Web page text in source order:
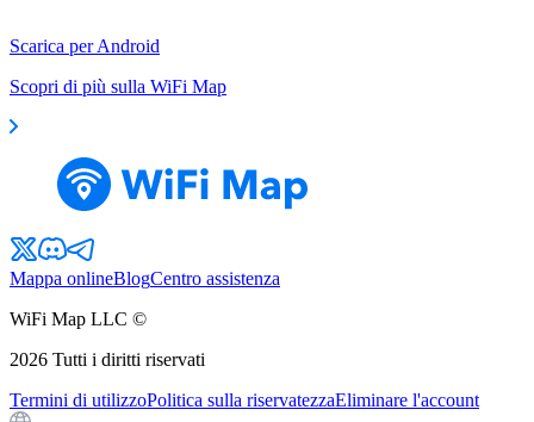
Scarica per Android
Scopri di più sulla WiFi Map
Mappa onlineBlogCentro assistenza
WiFi Map LLC ©
2026 Tutti i diritti riservati
Termini di utilizzoPolitica sulla riservatezzaEliminare l'account